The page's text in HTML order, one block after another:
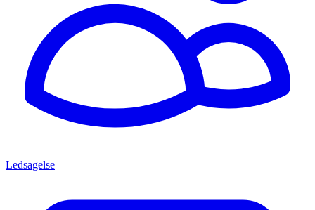
Ledsagelse